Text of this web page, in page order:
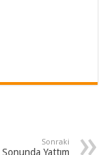
Sonraki
Yattım